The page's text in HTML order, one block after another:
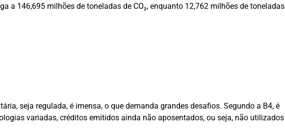
a 146,695 milhões de toneladas de CO₂, enquanto 12,762 milhões de toneladas
seja regulada, é imensa, o que demanda grandes desafios. Segundo a B4, é
variadas, créditos emitidos ainda não aposentados, ou seja, não utilizados